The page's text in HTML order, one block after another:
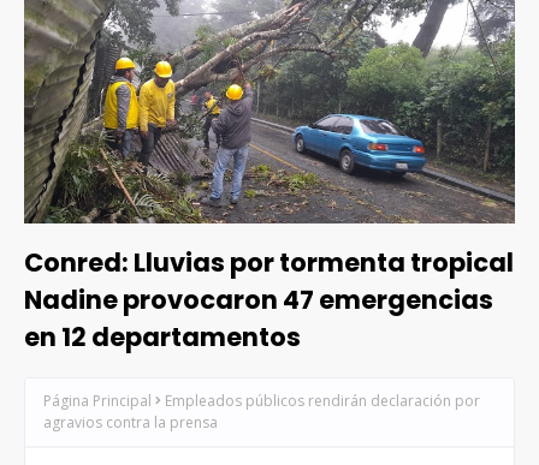
Conred: Lluvias por tormenta tropical
Nadine provocaron 47 emergencias
en 12 departamentos
Página Principal
Empleados públicos rendirán declaración por
agravios contra la prensa